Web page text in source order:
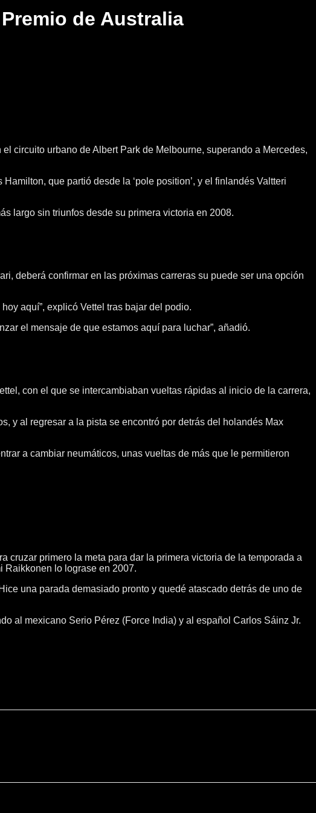
de Australia
circuito urbano de Albert Park de Melbourne, superando a Mercedes,
que partió desde la ‘pole position’, y el finlandés Valtteri
largo sin triunfos desde su primera victoria en 2008.
deberá confirmar en las próximas carreras su puede ser una opción
aquí”, explicó Vettel tras bajar del podio.
el mensaje de que estamos aquí para luchar”, añadió.
con el que se intercambiaban vueltas rápidas al inicio de la carrera,
y al regresar a la pista se encontró por detrás del holandés Max
a cambiar neumáticos, unas vueltas de más que le permitieron
cruzar primero la meta para dar la primera victoria de la temporada a
Raikkonen lo lograse en 2007.
una parada demasiado pronto y quedé atascado detrás de uno de
al mexicano Serio Pérez (Force India) y al español Carlos Sáinz Jr.